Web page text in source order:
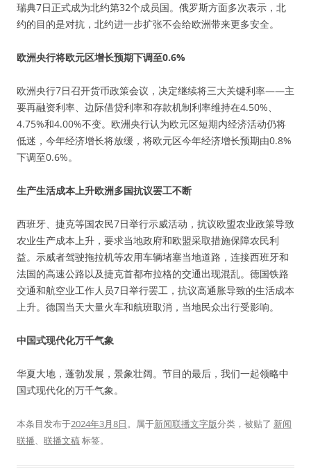
瑞典7日正式成为北约第32个成员国。俄罗斯方面多次表示，北
约的目的是对抗，北约进一步扩张不会给欧洲带来更多安全。
欧洲央行将欧元区增长预期下调至0.6%
欧洲央行7日召开货币政策会议，决定继续将三大关键利率——主
要再融资利率、边际借贷利率和存款机制利率维持在4.50%、
4.75%和4.00%不变。欧洲央行认为欧元区短期内经济活动仍将
低迷，今年经济增长将放缓，将欧元区今年经济增长预期由0.8%
下调至0.6%。
生产生活成本上升欧洲多国抗议罢工不断
西班牙、捷克等国农民7日举行示威活动，抗议欧盟农业政策导致
农业生产成本上升，要求当地政府和欧盟采取措施保障农民利
益。示威者驾驶拖拉机等农用车辆堵塞当地道路，连接西班牙和
法国的高速公路以及捷克首都布拉格的交通出现混乱。德国铁路
交通和航空业工作人员7日举行罢工，抗议高通胀导致的生活成本
上升。德国当天大量火车和航班取消，当地民众出行受影响。
中国式现代化万千气象
华夏大地，蓬勃发展，景象壮阔。节目的最后，我们一起领略中
国式现代化的万千气象。
本条目发布于2024年3月8日。属于新闻联播文字版分类，被贴了 新闻
联播、 联播文稿标签。